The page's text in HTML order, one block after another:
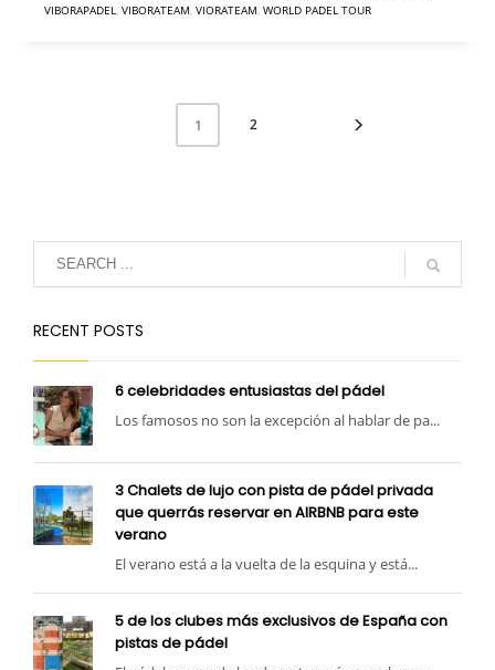
VIBORAPADEL VIBORATEAM VIORATEAM WORLD PADEL TOUR
1 2
RECENT POSTS
6 celebridades entusiastas del pádel
Los famosos no son la excepción al hablar de pa...
3 Chalets de lujo con pista de pádel privada
que querrás reservar en AIRBNB para este
verano
El verano está a la vuelta de la esquina y está...
5 de los clubes más exclusivos de España con
pistas de pádel